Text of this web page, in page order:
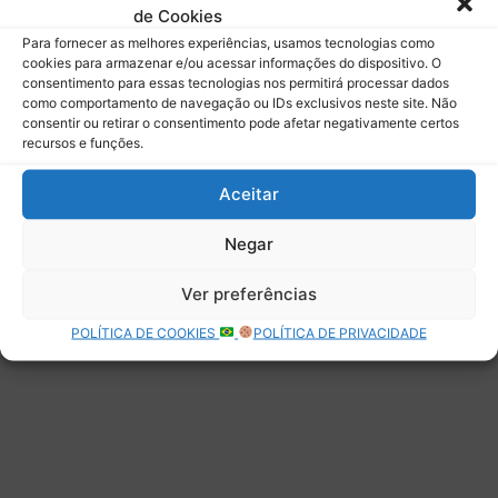
de Cookies
Para fornecer as melhores experiências, usamos tecnologias como
cookies para armazenar e/ou acessar informações do dispositivo. O
consentimento para essas tecnologias nos permitirá processar dados
como comportamento de navegação ou IDs exclusivos neste site. Não
consentir ou retirar o consentimento pode afetar negativamente certos
recursos e funções.
Aceitar
Negar
Ver preferências
POLÍTICA DE COOKIES POLÍTICA DE PRIVACIDADE
Deixe uma resposta